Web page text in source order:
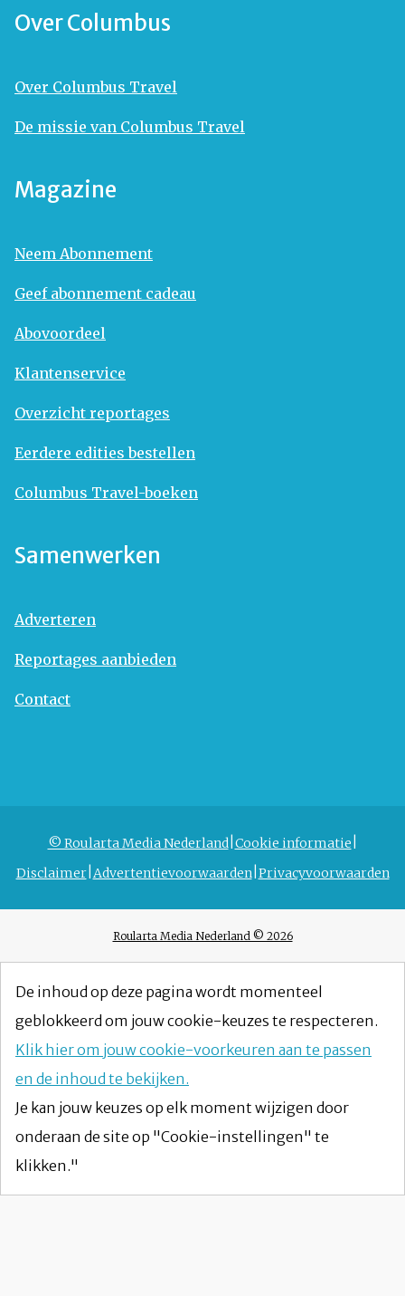
Over Columbus
Over Columbus Travel
De missie van Columbus Travel
Magazine
Neem Abonnement
Geef abonnement cadeau
Abovoordeel
Klantenservice
Overzicht reportages
Eerdere edities bestellen
Columbus Travel-boeken
Samenwerken
Adverteren
Reportages aanbieden
Contact
© Roularta Media Nederland Cookie informatie
Disclaimer Advertentievoorwaarden Privacyvoorwaarden
Roularta Media Nederland © 2026
De inhoud op deze pagina wordt momenteel
geblokkeerd om jouw cookie-keuzes te respecteren.
Klik hier om jouw cookie-voorkeuren aan te passen
en de inhoud te bekijken.
Je kan jouw keuzes op elk moment wijzigen door
onderaan de site op "Cookie-instellingen" te
klikken."